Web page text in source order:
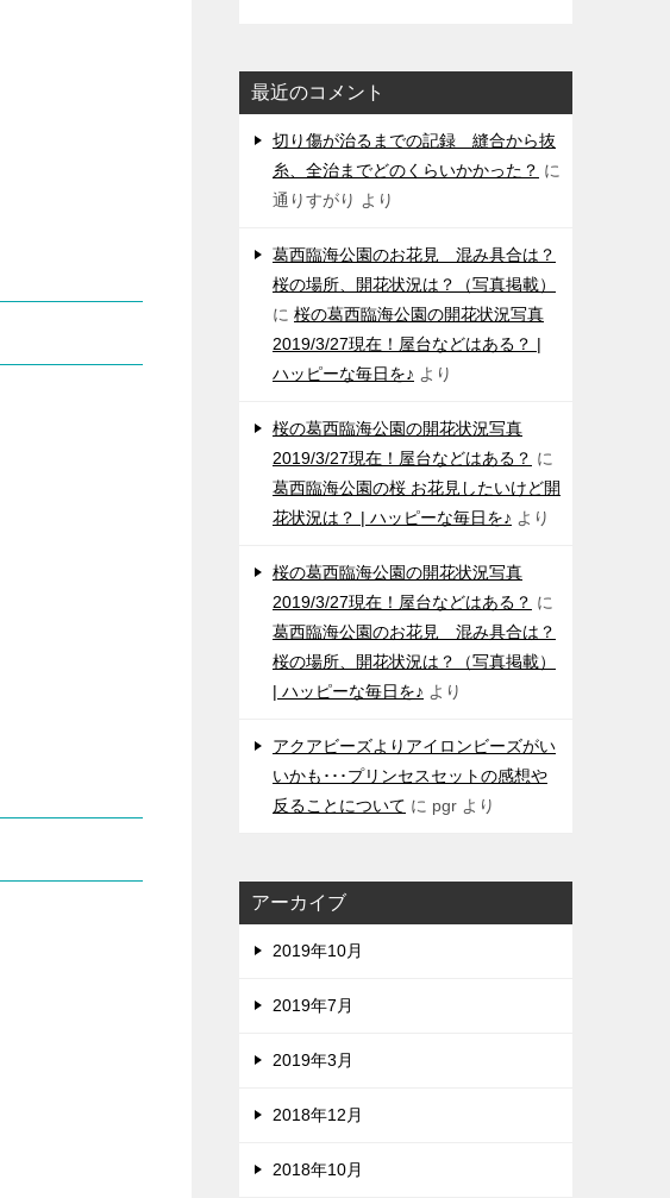
最近のコメント
切り傷が治るまでの記録 縫合から抜
糸、全治までどのくらいかかった？ に
通りすがり より
葛西臨海公園のお花見 混み具合は？
桜の場所、開花状況は？（写真掲載）
に 桜の葛西臨海公園の開花状況写真
2019/3/27現在！屋台などはある？ |
ハッピーな毎日を♪ より
桜の葛西臨海公園の開花状況写真
2019/3/27現在！屋台などはある？ に
葛西臨海公園の桜 お花見したいけど開
花状況は？ | ハッピーな毎日を♪ より
桜の葛西臨海公園の開花状況写真
2019/3/27現在！屋台などはある？ に
葛西臨海公園のお花見 混み具合は？
桜の場所、開花状況は？（写真掲載）
| ハッピーな毎日を♪ より
アクアビーズよりアイロンビーズがい
いかも･･･プリンセスセットの感想や
反ることについて に pgr より
アーカイブ
2019年10月
2019年7月
2019年3月
2018年12月
2018年10月